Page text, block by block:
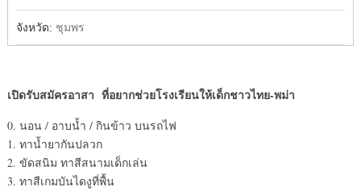
จังหวัด: ชุมพร
เปิดรับสมัครอาสา ที่อยากช่วยโรงเรียนให้เด็กชาวไทย-พม่า
0. นอน / อาบน้ำ / กินข้าว บนรถไฟ
1. ทาน้ำยากันปลวก
2. ขัดสนิม ทาสีสนามเด็กเล่น
3. ทาสีเกมบันไดงูที่พื้น